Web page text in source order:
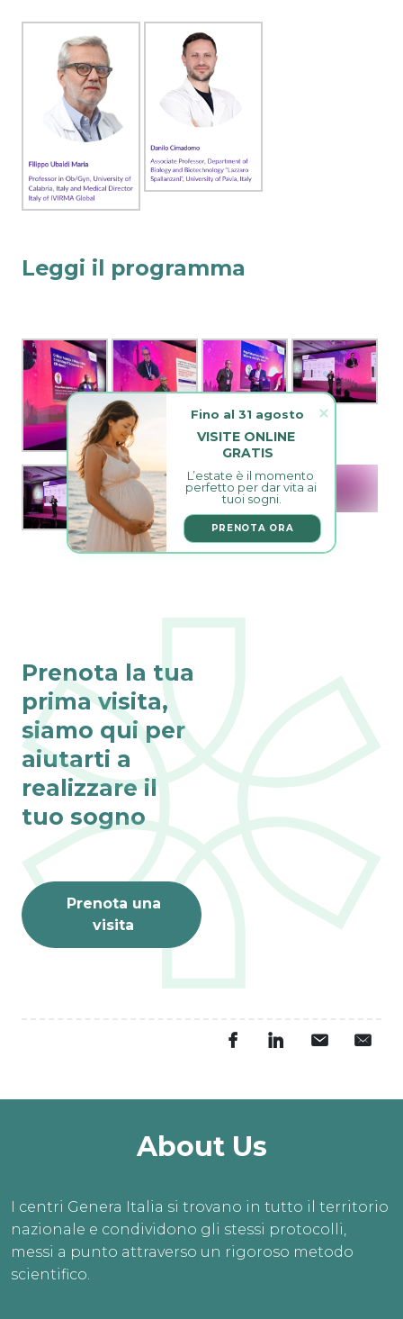
Leggi il programma
Prenota la tua
prima visita,
siamo qui per
aiutarti a
realizzare il
tuo sogno
Prenota una
visita
About Us
I centri Genera Italia si trovano in tutto il territorio
nazionale e condividono gli stessi protocolli,
messi a punto attraverso un rigoroso metodo
scientifico.
VISITE ONLINE
GRATIS
L’estate è il momento
perfetto per dar vita ai
tuoi sogni.
PRENOTA ORA
Fino al 31 agosto